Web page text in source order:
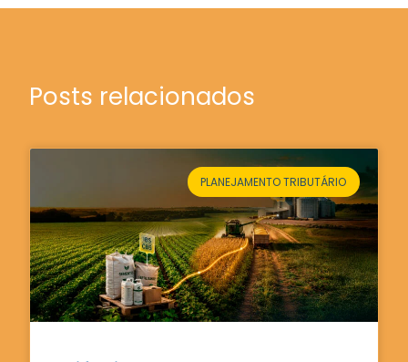
Posts relacionados
PLANEJAMENTO TRIBUTÁRIO